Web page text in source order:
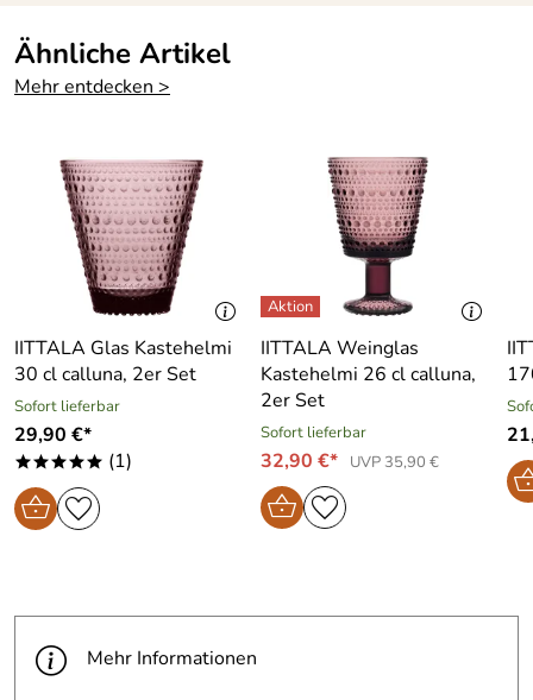
Ähnliche Artikel
Mehr entdecken >
IITTALA Glas Kastehelmi
30 cl calluna, 2er Set
Sofort lieferbar
29,90 €*
***** (1)
IITTALA Weinglas
Kastehelmi 26 cl calluna,
2er Set
Sofort lieferbar
32,90 €* UVP 35,90 €
Mehr Informationen